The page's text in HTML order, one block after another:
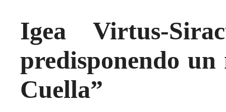
Igea Virtus-
predisponendo
Cuella”